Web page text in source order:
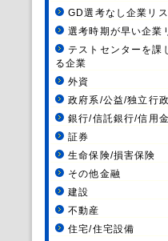
GD選考なし企業リス
選考時期が早い企業
テストセンターを課
る企業
外資
政府系/公益/独立行
銀行/信託銀行/信用
証券
生命保険/損害保険
その他金融
建設
不動産
住宅/住宅設備